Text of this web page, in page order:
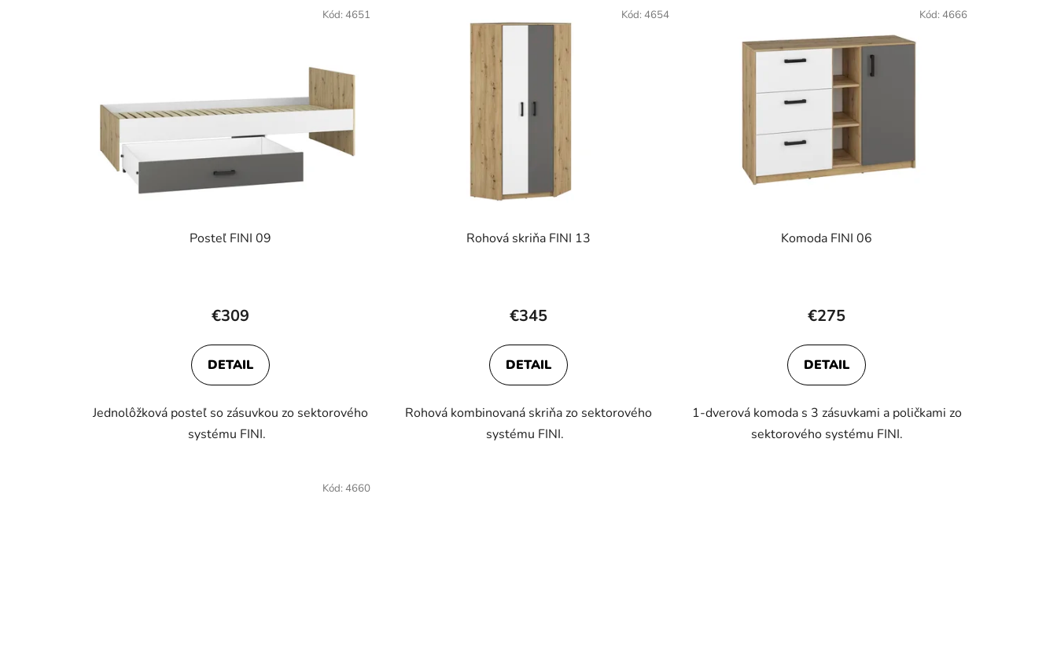
Posteľ FINI 09
€309
DETAIL
Jednolôžková posteľ so zásuvkou zo sektorového
systému FINI.
Kód:4651
Rohová skriňa FINI 13
€345
DETAIL
Rohová kombinovaná skriňa zo sektorového
systému FINI.
Kód: 4654
Komoda FINI 06
€275
DETAIL
1-dverová komoda s 3 zásuvkami a poličkami zo
sektorového systému FINI.
Kód: 4666
Kód:4660